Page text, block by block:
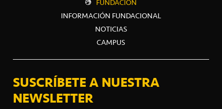
FUNDACIÓN
INFORMACIÓN FUNDACIONAL
NOTICIAS
CAMPUS
SUSCRÍBETE A NUESTRA
NEWSLETTER